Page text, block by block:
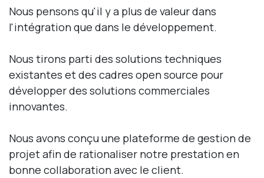
Nous pensons qu'il y a plus de valeur dans
l'intégration que dans le développement.
Nous tirons parti des solutions techniques
existantes et des cadres open source pour
développer des solutions commerciales
innovantes.
Nous avons conçu une plateforme de gestion de
projet afin de rationaliser notre prestation en
bonne collaboration avec le client.